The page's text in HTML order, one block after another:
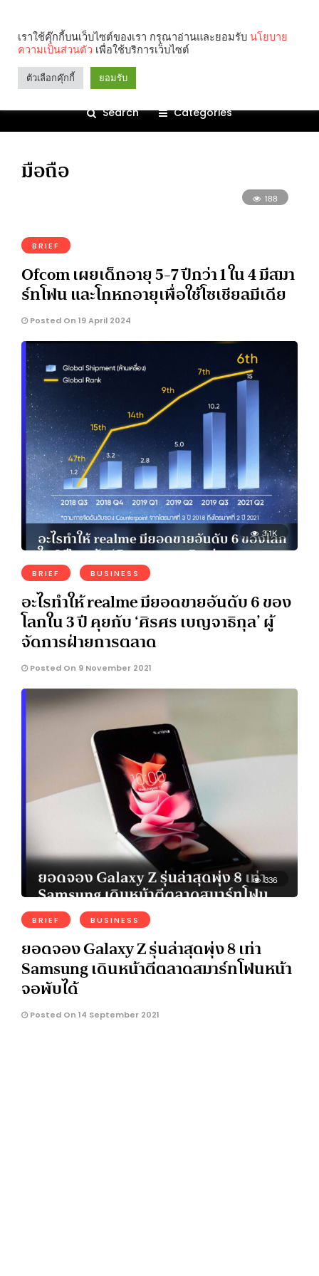
Search Categories
มือถือ
188
BRIEF
Ofcom เผยเด็กอายุ 5-7 ปีกว่า 1 ใน 4 มีสมา
ร์ทโฟน และโกหกอายุเพื่อใช้โซเชียลมีเดีย
Posted On 19 April 2024
3.1K
BRIEF BUSINESS
อะไรทำให้ realme มียอดขายอันดับ 6 ของ
โลกใน 3 ปี คุยกับ ‘ศิรศร เบญจาธิกุล’ ผู้
จัดการฝ่ายการตลาด
Posted On 9 November 2021
336
BRIEF BUSINESS
ยอดจอง Galaxy Z รุ่นล่าสุดพุ่ง 8 เท่า
Samsung เดินหน้าตีตลาดสมาร์ทโฟนหน้า
จอพับได้
Posted On 14 September 2021
เราใช้คุ๊กกี้บนเว็บไซต์ของเรา กรุณาอ่านและยอมรับ นโยบาย
ความเป็นส่วนตัว เพื่อใช้บริการเว็บไซต์
ตัวเลือกคุ๊กกี้ ยอมรับ